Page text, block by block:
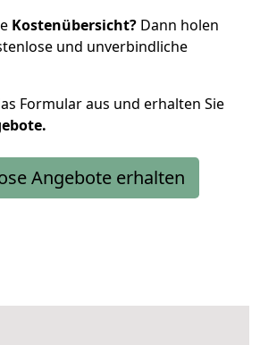
Kostenübersicht? Dann holen
und unverbindliche
Formular aus und erhalten Sie
Angebote erhalten